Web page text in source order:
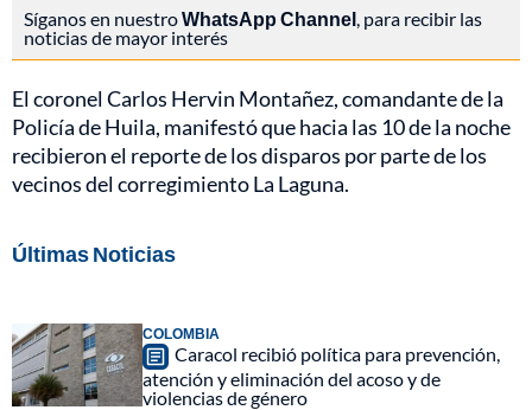
Síganos en nuestroWhatsApp Channel , para recibir las
noticias de mayor interés
El coronel Carlos Hervin Montañez, comandante de la
Policía de Huila, manifestó que hacia las 10 de la noche
recibieron el reporte de los disparos por parte de los
vecinos del corregimiento La Laguna.
Últimas Noticias
COLOMBIA
Caracol recibió política para prevención,
atención y eliminación del acoso y de
violencias de género